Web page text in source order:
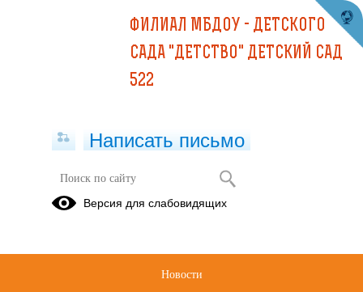
ФИЛИАЛ МБДОУ - ДЕТСКОГО
САДА "ДЕТСТВО" ДЕТСКИЙ САД
522
Написать письмо
Версия для слабовидящих
Новости